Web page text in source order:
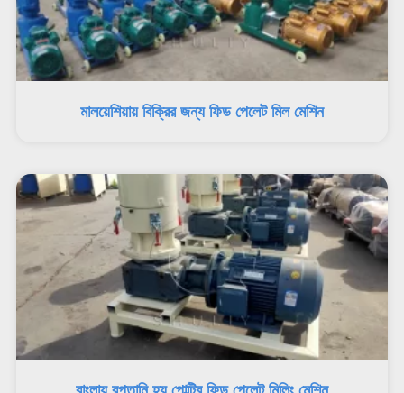
মালয়েশিয়ায় বিক্রির জন্য ফিড পেলেট মিল মেশিন